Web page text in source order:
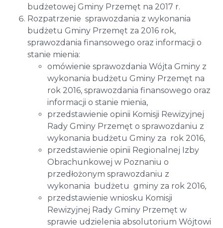
budżetowej Gminy Przemęt na 2017 r.
Rozpatrzenie sprawozdania z wykonania
budżetu Gminy Przemęt za 2016 rok,
sprawozdania finansowego oraz informacji o
stanie mienia:
omówienie sprawozdania Wójta Gminy z
wykonania budżetu Gminy Przemęt na
rok 2016, sprawozdania finansowego oraz
informacji o stanie mienia,
przedstawienie opinii Komisji Rewizyjnej
Rady Gminy Przemęt o sprawozdaniu z
wykonania budżetu Gminy za rok 2016,
przedstawienie opinii Regionalnej Izby
Obrachunkowej w Poznaniu o
przedłożonym sprawozdaniu z
wykonania budżetu gminy za rok 2016,
przedstawienie wniosku Komisji
Rewizyjnej Rady Gminy Przemęt w
sprawie udzielenia absolutorium Wójtowi